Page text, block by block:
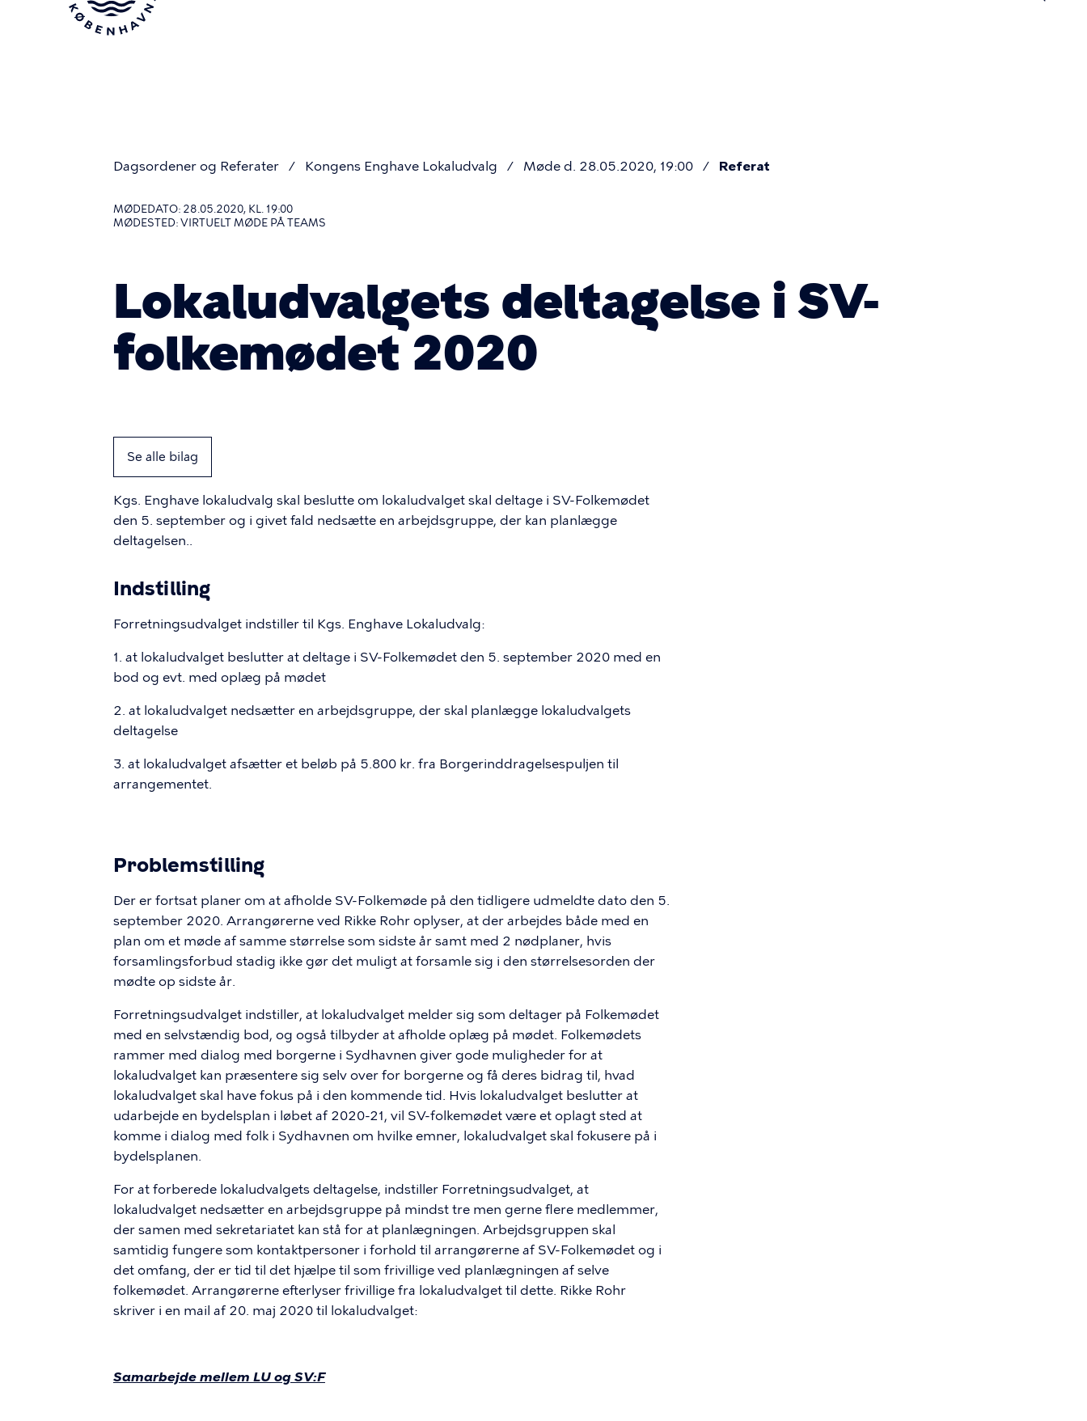
Dagsordener og Referater Kongens Enghave Lokaludvalg Møde d. 28.05.2020, 19:00 Referat
MØDEDATO: 28.05.2020, KL. 19:00
MØDESTED: VIRTUELT MØDE PÅ TEAMS
Lokaludvalgets deltagelse i SV-
folkemødet 2020
Se alle bilag
Kgs. Enghave lokaludvalg skal beslutte om lokaludvalget skal deltage i SV-Folkemødet
den 5. september og i givet fald nedsætte en arbejdsgruppe, der kan planlægge
deltagelsen..
Indstilling
Forretningsudvalget indstiller til Kgs. Enghave Lokaludvalg:
1. at lokaludvalget beslutter at deltage i SV-Folkemødet den 5. september 2020 med en
bod og evt. med oplæg på mødet
2. at lokaludvalget nedsætter en arbejdsgruppe, der skal planlægge lokaludvalgets
deltagelse
3. at lokaludvalget afsætter et beløb på 5.800 kr. fra Borgerinddragelsespuljen til
arrangementet.
Problemstilling
Der er fortsat planer om at afholde SV-Folkemøde på den tidligere udmeldte dato den 5.
september 2020. Arrangørerne ved Rikke Rohr oplyser, at der arbejdes både med en
plan om et møde af samme størrelse som sidste år samt med 2 nødplaner, hvis
forsamlingsforbud stadig ikke gør det muligt at forsamle sig i den størrelsesorden der
mødte op sidste år.
Forretningsudvalget indstiller, at lokaludvalget melder sig som deltager på Folkemødet
med en selvstændig bod, og også tilbyder at afholde oplæg på mødet. Folkemødets
rammer med dialog med borgerne i Sydhavnen giver gode muligheder for at
lokaludvalget kan præsentere sig selv over for borgerne og få deres bidrag til, hvad
lokaludvalget skal have fokus på i den kommende tid. Hvis lokaludvalget beslutter at
udarbejde en bydelsplan i løbet af 2020-21, vil SV-folkemødet være et oplagt sted at
komme i dialog med folk i Sydhavnen om hvilke emner, lokaludvalget skal fokusere på i
bydelsplanen.
For at forberede lokaludvalgets deltagelse, indstiller Forretningsudvalget, at
lokaludvalget nedsætter en arbejdsgruppe på mindst tre men gerne flere medlemmer,
der samen med sekretariatet kan stå for at planlægningen. Arbejdsgruppen skal
samtidig fungere som kontaktpersoner i forhold til arrangørerne af SV-Folkemødet og i
det omfang, der er tid til det hjælpe til som frivillige ved planlægningen af selve
folkemødet. Arrangørerne efterlyser frivillige fra lokaludvalget til dette. Rikke Rohr
skriver i en mail af 20. maj 2020 til lokaludvalget:
Samarbejde mellem LU og SV:F